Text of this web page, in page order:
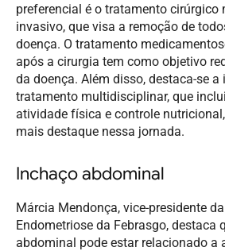
preferencial é o tratamento cirúrgico
invasivo, que visa a remoção de
doença. O tratamento
após a cirurgia tem como objetivo
da doença. Além disso, destaca-se
tratamento multidisciplinar, que
atividade física e controle
mais destaque nessa jornada.
Inchaço abdominal
Márcia Mendonça, vice-presidente
Endometriose da Febrasgo, destaca
abdominal pode estar relacionado a